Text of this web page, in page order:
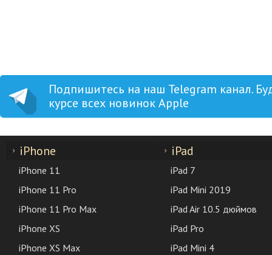
Подпишитесь на наш Telegram канал.
курсе всех новинок Apple
iPhone
iPhone 11
iPhone 11 Pro
iPhone 11 Pro Max
iPhone XS
iPhone XS Max
iPad
iPad 7
iPad Mini 2019
iPad Air 10.5 дюймов
iPad Pro
iPad Mini 4